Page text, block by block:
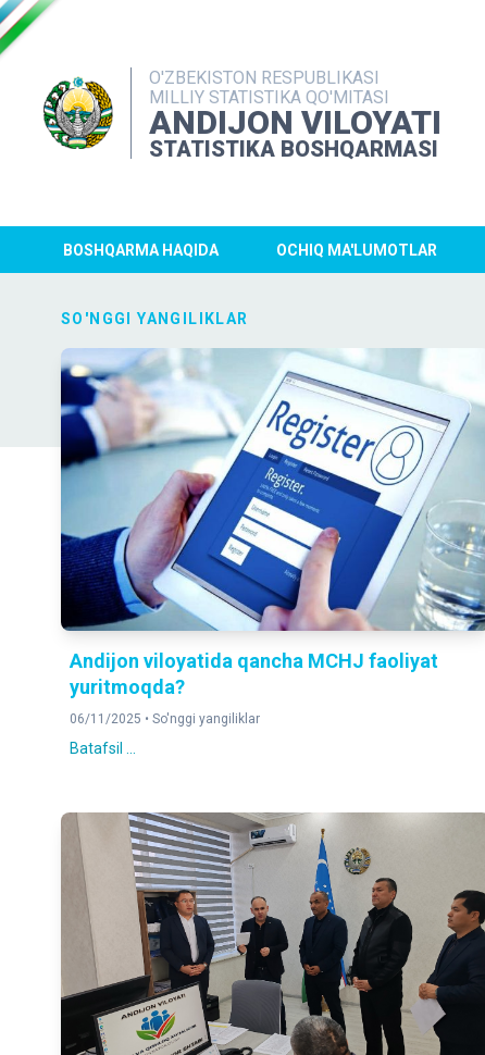
O'ZBEKISTON RESPUBLIKASI
MILLIY STATISTIKA QO'MITASI
ANDIJON VILOYATI
STATISTIKA BOSHQARMASI
BOSHQARMA HAQIDA OCHIQ MA'LUMOTLAR
SO'NGGI YANGILIKLAR
Andijon viloyatida qancha MCHJ faoliyat
yuritmoqda?
06/11/2025 • So'nggi yangiliklar
Batafsil ...